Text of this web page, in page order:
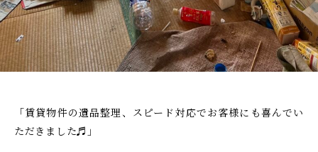
ご
案
内
。
心
し
「賃貸物件の遺品整理、スピード対応でお客様にも喜んでい
ただきました♬」
て
ご
相
談
い
だ
け
る